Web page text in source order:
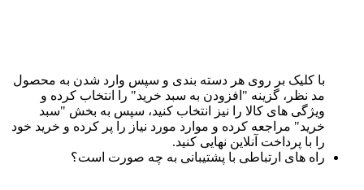
با کلیک بر روی هر دسته بندی و سپس وارد شدن به محصول
مد نظر، گزینه "افزودن به سبد خرید" را انتخاب کرده و
ویژگی های کالا را نیز انتخاب کنید، سپس به بخش "سبد
خرید" مراجعه کرده و موارد مورد نیاز را پر کرده و خرید خود
را با پرداخت آنلاین نهایی کنید.
راه های ارتباطی با پشتیبانی به چه صورت است؟